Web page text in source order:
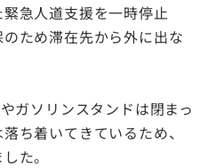
急人道支援を一時停止
ため滞在先から外に出な
ガソリンスタンドは閉まっ
ち着いてきているため、
た。